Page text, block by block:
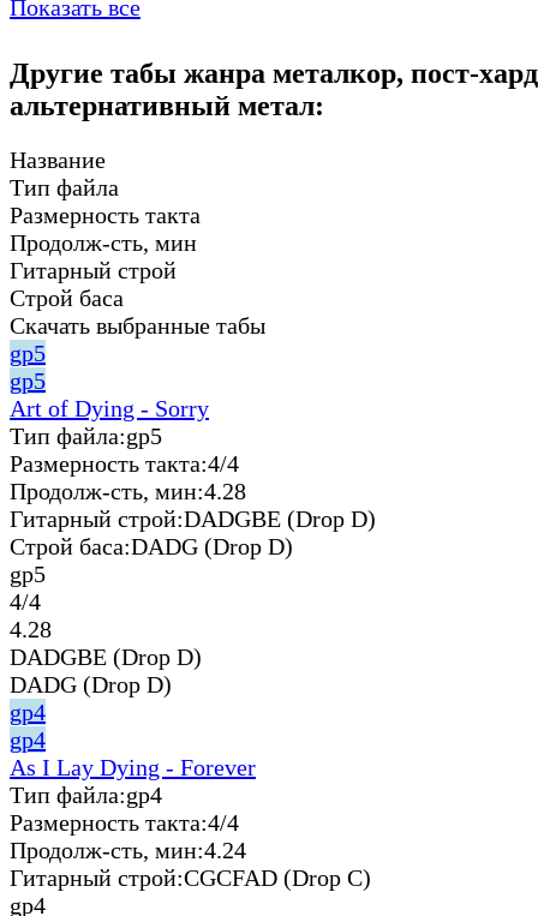
Показать все
Другие табы жанра металкор, пост-
альтернативный метал:
Название
Тип файла
Размерность такта
Продолж-сть, мин
Гитарный строй
Строй баса
Скачать выбранные табы
gp5
gp5
Art of Dying - Sorry
Тип файла:gp5
Размерность такта:4/4
Продолж-сть, мин:4.28
Гитарный строй:DADGBE (Drop D)
Строй баса:DADG (Drop D)
gp5
4/4
4.28
DADGBE (Drop D)
DADG (Drop D)
gp4
gp4
As I Lay Dying - Forever
Тип файла:gp4
Размерность такта:4/4
Продолж-сть, мин:4.24
Гитарный строй:CGCFAD (Drop C)
gp4